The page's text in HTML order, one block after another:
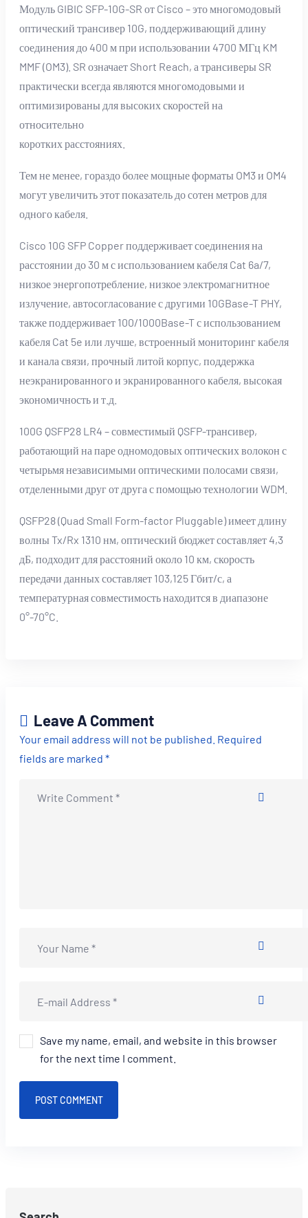
Модуль GIBIC SFP-10G-SR от Cisco – это многомодовый
оптический трансивер 10G, поддерживающий длину
соединения до 400 м при использовании 4700 МГц KM
MMF (OM3). SR означает Short Reach, а трансиверы SR
практически всегда являются многомодовыми и
оптимизированы для высоких скоростей на
относительно
коротких расстояниях.
Тем не менее, гораздо более мощные форматы OM3 и OM4
могут увеличить этот показатель до сотен метров для
одного кабеля.
Cisco 10G SFP Copper поддерживает соединения на
расстоянии до 30 м с использованием кабеля Cat 6a/7,
низкое энергопотребление, низкое электромагнитное
излучение, автосогласование с другими 10GBase-T PHY,
также поддерживает 100/1000Base-T с использованием
кабеля Cat 5e или лучше, встроенный мониторинг кабеля
и канала связи, прочный литой корпус, поддержка
неэкранированного и экранированного кабеля, высокая
экономичность и т.д.
100G QSFP28 LR4 – совместимый QSFP-трансивер,
работающий на паре одномодовых оптических волокон с
четырьмя независимыми оптическими полосами связи,
отделенными друг от друга с помощью технологии WDM.
QSFP28 (Quad Small Form-factor Pluggable) имеет длину
волны Tx/Rx 1310 нм, оптический бюджет составляет 4,3
дБ, подходит для расстояний около 10 км, скорость
передачи данных составляет 103,125 Гбит/с, а
температурная совместимость находится в диапазоне
0°-70°C.
Leave A Comment
Your email address will not be published. Required
fields are marked *
Save my name, email, and website in this browser
for the next time I comment.
POST COMMENT